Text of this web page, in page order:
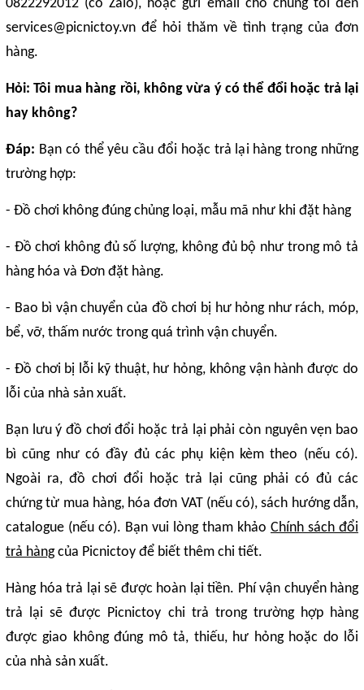
0822292012 (có Zalo), hoặc gửi email cho chúng tôi đến
services@picnictoy.vn để hỏi thăm về tình trạng của đơn
hàng.
Hỏi: Tôi mua hàng rồi, không vừa ý có thể đổi hoặc trả lại
hay không?
Đáp: Bạn có thể yêu cầu đổi hoặc trả lại hàng trong những
trường hợp:
- Đồ chơi không đúng chủng loại, mẫu mã như khi đặt hàng
- Đồ chơi không đủ số lượng, không đủ bộ như trong mô tả
hàng hóa và Đơn đặt hàng.
- Bao bì vận chuyển của đồ chơi bị hư hỏng như rách, móp,
bể, vỡ, thấm nước trong quá trình vận chuyển.
- Đồ chơi bị lỗi kỹ thuật, hư hỏng, không vận hành được do
lỗi của nhà sản xuất.
Bạn lưu ý đồ chơi đổi hoặc trả lại phải còn nguyên vẹn bao
bì cũng như có đầy đủ các phụ kiện kèm theo (nếu có).
Ngoài ra, đồ chơi đổi hoặc trả lại cũng phải có đủ các
chứng từ mua hàng, hóa đơn VAT (nếu có), sách hướng dẫn,
catalogue (nếu có). Bạn vui lòng tham khảo Chính sách đổi
trả hàngcủa Picnictoy để biết thêm chi tiết.
Hàng hóa trả lại sẽ được hoàn lại tiền. Phí vận chuyển hàng
trả lại sẽ được Picnictoy chi trả trong trường hợp hàng
được giao không đúng mô tả, thiếu, hư hỏng hoặc do lỗi
của nhà sản xuất.